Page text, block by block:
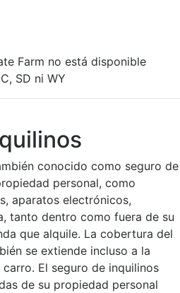
Farm no está disponible
SD ni WY
conocido como seguro de
personal, como
aparatos electrónicos,
tanto dentro como fuera de su
que alquile. La cobertura del
se extiende incluso a la
El seguro de inquilinos
de su propiedad personal